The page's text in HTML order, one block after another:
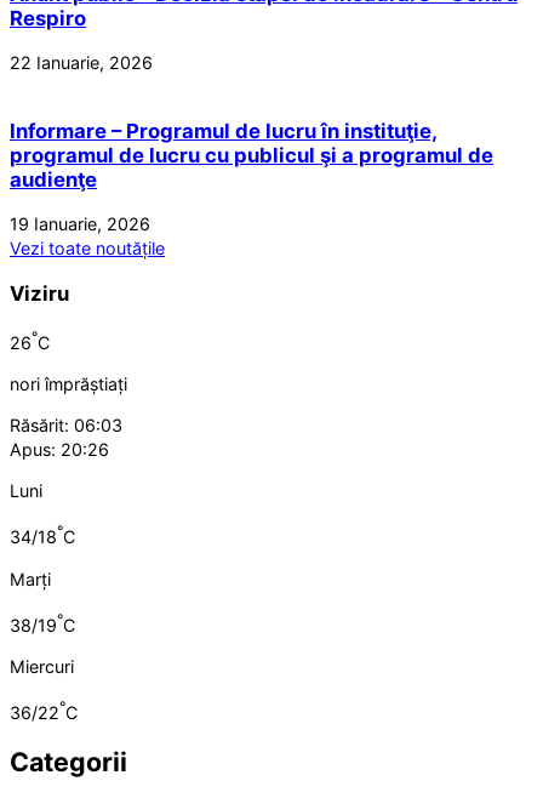
Respiro
22 Ianuarie, 2026
Informare – Programul de lucru în instituţie,
programul de lucru cu publicul şi a programul de
audienţe
19 Ianuarie, 2026
Vezi toate noutățile
Viziru
26°C
nori împrăștiați
Răsărit: 06:03
Apus: 20:26
Luni
34/18°C
Marți
38/19°C
Miercuri
36/22°C
Categorii